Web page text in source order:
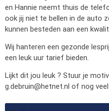
en Hannie neemt thuis de
ook jij niet te bellen in de auto
kunnen besteden aan een
Wij hanteren een gezonde
een leuk uur tarief bieden.
Lijkt dit jou leuk ? Stuur je
g.debruin@hetnet.nl of nog veel